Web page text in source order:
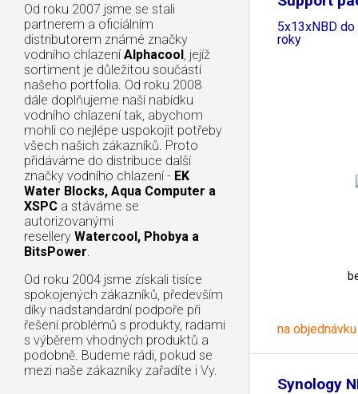
Od roku 2007 jsme se stali
partnerem a oficiálním
distributorem známé značky
vodního chlazení Alphacool, jejíž
sortiment je důležitou součástí
našeho portfolia. Od roku 2008
dále doplňujeme naší nabídku
vodního chlazení tak, abychom
mohli co nejlépe uspokojit potřeby
všech našich zákazníků. Proto
přidáváme do distribuce další
značky vodního chlazení - EK
Water Blocks, Aqua Computer a
XSPC a stáváme se
autorizovanými
resellery Watercool, Phobya a
BitsPower.
Od roku 2004 jsme získali tisíce
spokojených zákazníků, především
díky nadstandardní podpoře při
řešení problémů s produkty, radami
s výběrem vhodných produktů a
podobně. Budeme rádi, pokud se
mezi naše zákazníky zařadíte i Vy.
5x13xNBD do
roky
na objednávku
Synology